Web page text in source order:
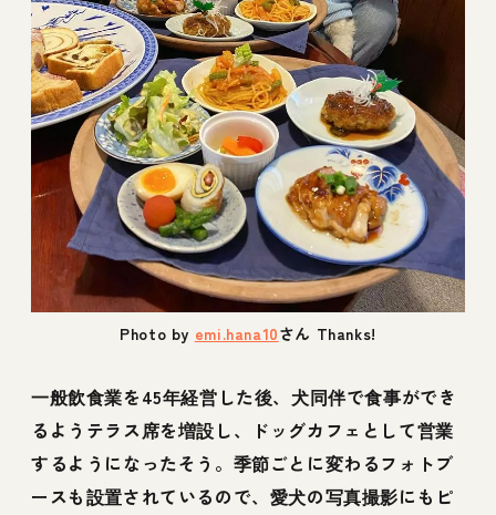
Photo by emi.hana10さん Thanks!
一般飲食業を45年経営した後、犬同伴で食事ができ
るようテラス席を増設し、ドッグカフェとして営業
するようになったそう。季節ごとに変わるフォトブ
ースも設置されているので、愛犬の写真撮影にもピ